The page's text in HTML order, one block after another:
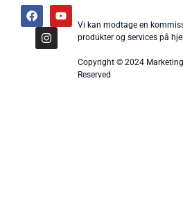
Vi kan modtage en
produkter og services på
Copyright © 2024
Reserved